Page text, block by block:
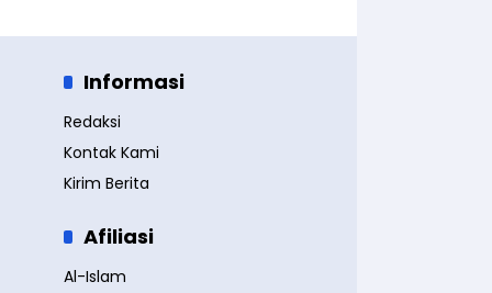
Informasi
Redaksi
Kontak Kami
Kirim Berita
Afiliasi
Al-Islam